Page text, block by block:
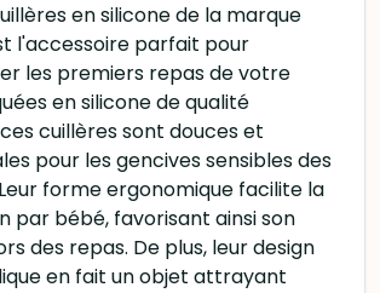
en silicone de la marque
l'accessoire parfait pour
les premiers repas de votre
en silicone de qualité
cuillères sont douces et
pour les gencives sensibles des
forme ergonomique facilite la
par bébé, favorisant ainsi son
des repas. De plus, leur design
en fait un objet attrayant